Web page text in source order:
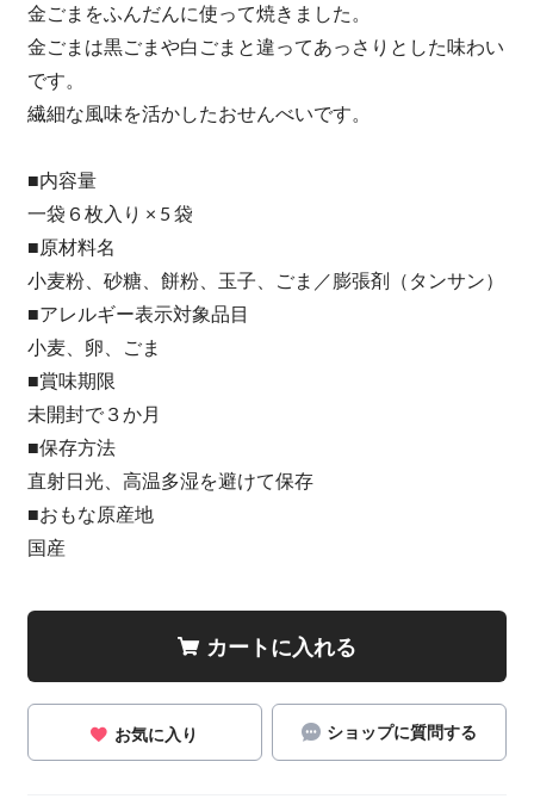
金ごまをふんだんに使って焼きました。
金ごまは黒ごまや白ごまと違ってあっさりとした味わい
です。
繊細な風味を活かしたおせんべいです。
■内容量
一袋６枚入り × 5 袋
■原材料名
小麦粉、砂糖、餅粉、玉子、ごま／膨張剤（タンサン）
■アレルギー表示対象品目
小麦、卵、ごま
■賞味期限
未開封で３か月
■保存方法
直射日光、高温多湿を避けて保存
■おもな原産地
国産
カートに入れる
お気に入り ショップに質問する